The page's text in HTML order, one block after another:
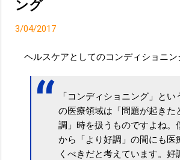
ング
3/04/2017
ヘルスケアとしてのコンディショニン
「コンディショニング」とい
の医療領域は「問題が起きた
調」時を扱うものですよね。
から「より好調」の間にも医
くべきだと考えています。好